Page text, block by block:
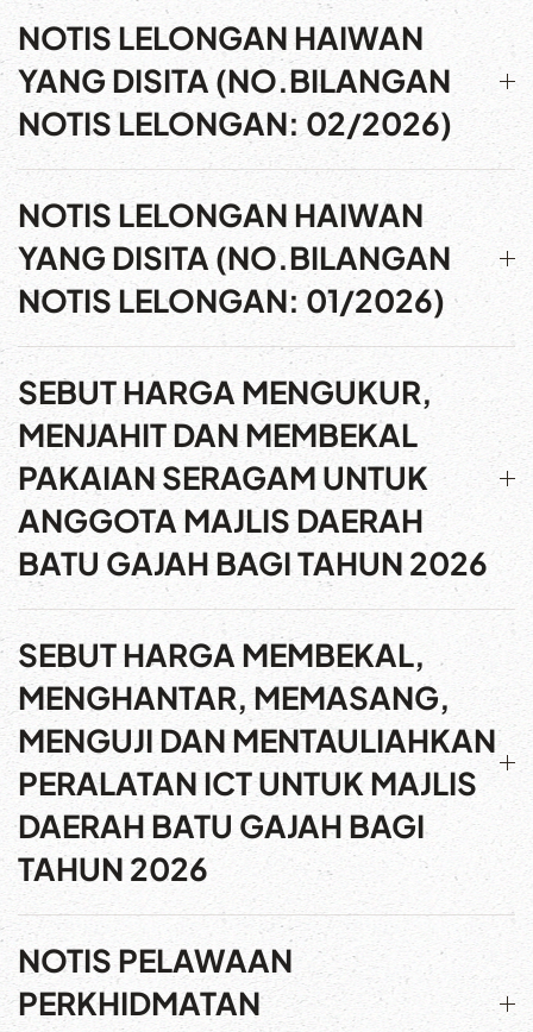
NOTIS LELONGAN HAIWAN
YANG DISITA (NO.BILANGAN
NOTIS LELONGAN: 02/2026)
NOTIS LELONGAN HAIWAN
YANG DISITA (NO.BILANGAN
NOTIS LELONGAN: 01/2026)
SEBUT HARGA MENGUKUR,
MENJAHIT DAN MEMBEKAL
PAKAIAN SERAGAM UNTUK
ANGGOTA MAJLIS DAERAH
BATU GAJAH BAGI TAHUN 2026
SEBUT HARGA MEMBEKAL,
MENGHANTAR, MEMASANG,
MENGUJI DAN MENTAULIAHKAN
PERALATAN ICT UNTUK MAJLIS
DAERAH BATU GAJAH BAGI
TAHUN 2026
NOTIS PELAWAAN
PERKHIDMATAN